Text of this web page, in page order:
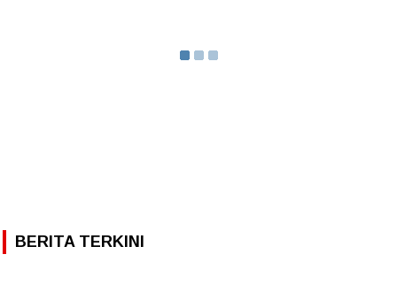
BERITA TERKINI